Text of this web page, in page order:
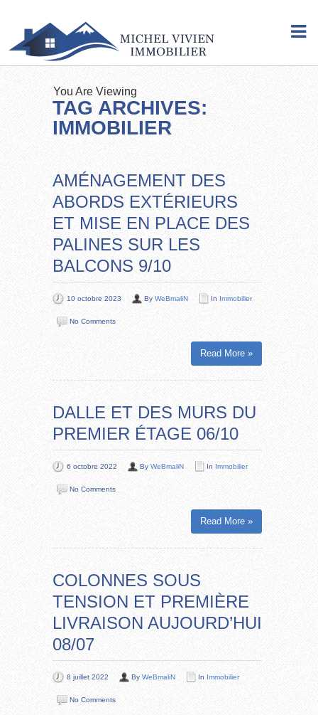
You Are Viewing
TAG ARCHIVES:
IMMOBILIER
AMÉNAGEMENT DES
ABORDS EXTÉRIEURS
ET MISE EN PLACE DES
PALINES SUR LES
BALCONS 9/10
10 octobre 2023 By WeBmaliN In Immobilier
No Comments
Read More »
DALLE ET DES MURS DU
PREMIER ÉTAGE 06/10
6 octobre 2022 By WeBmaliN In Immobilier
No Comments
Read More »
COLONNES SOUS
TENSION ET PREMIÈRE
LIVRAISON AUJOURD’HUI
08/07
8 juillet 2022 By WeBmaliN In Immobilier
No Comments